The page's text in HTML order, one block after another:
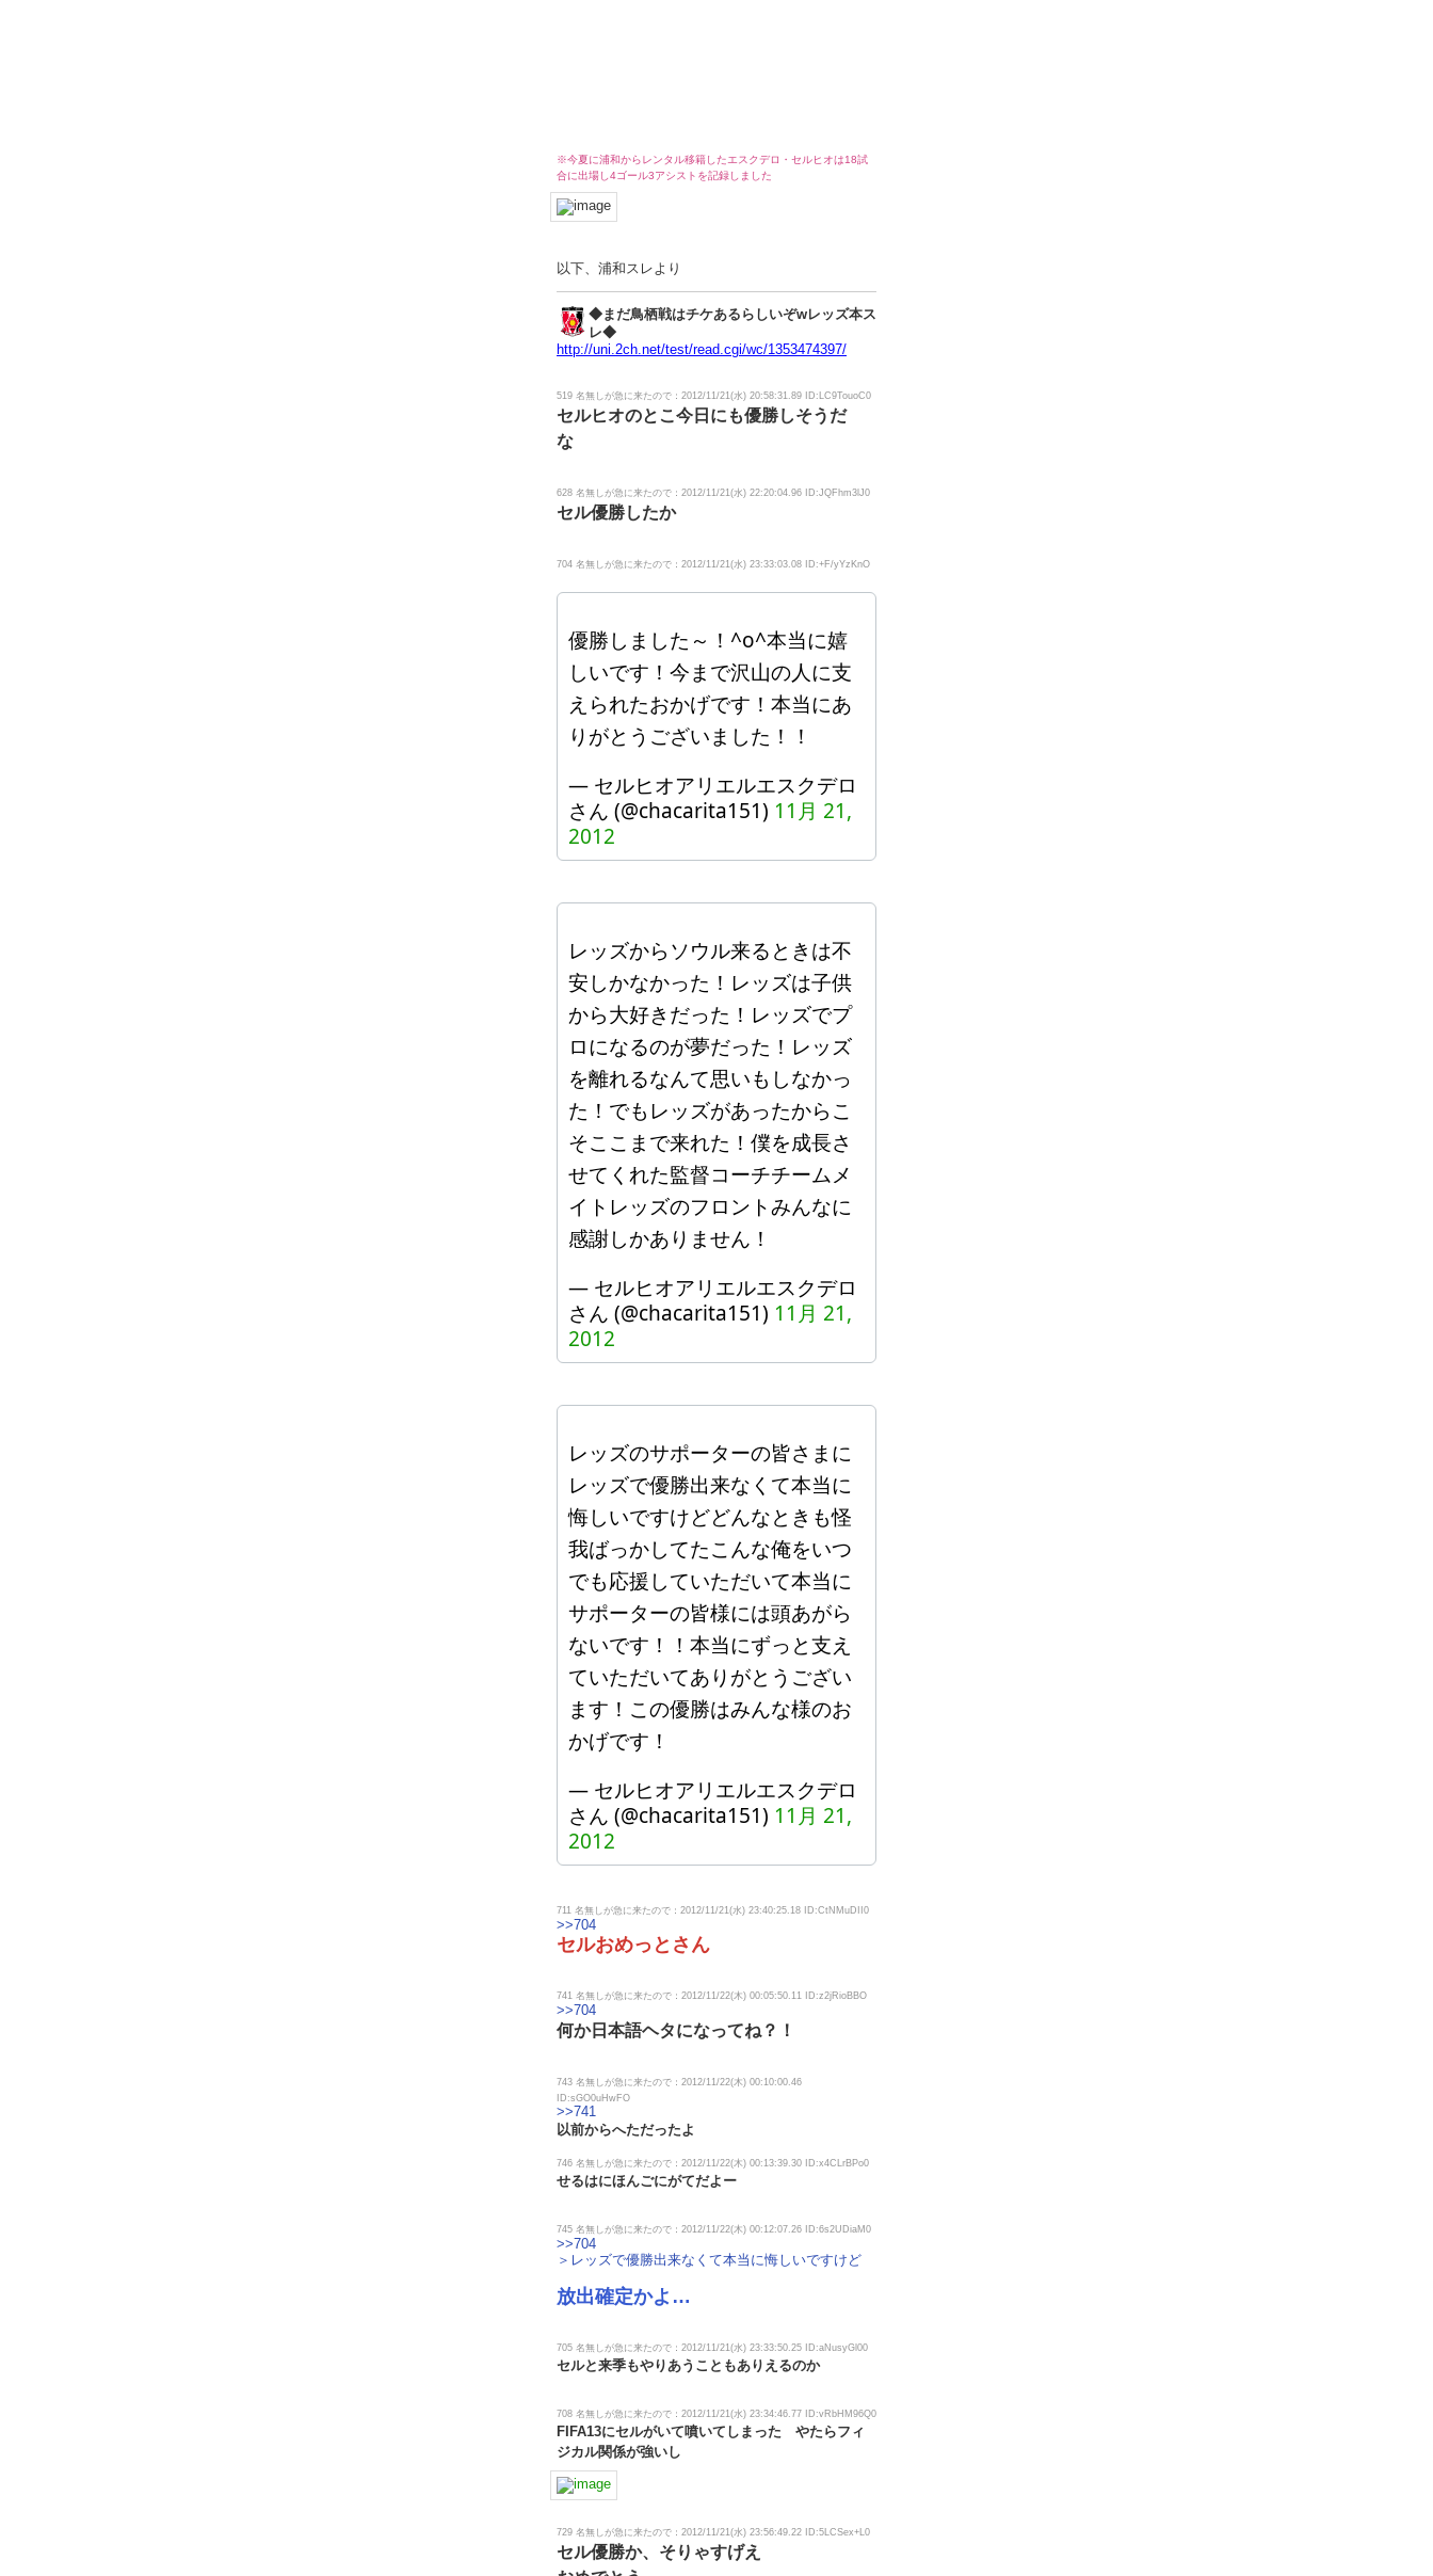
※今夏に浦和からレンタル移籍したエスクデロ・セルヒオは18試
合に出場し4ゴール3アシストを記録しました
以下、浦和スレより
◆まだ鳥栖戦はチケあるらしいぞwレッズ本ス
レ◆
http://uni.2ch.net/test/read.cgi/wc/1353474397/
519 名無しが急に来たので：2012/11/21(水) 20:58:31.89 ID:LC9TouoC0
セルヒオのとこ今日にも優勝しそうだ
な
628 名無しが急に来たので：2012/11/21(水) 22:20:04.96 ID:JQFhm3lJ0
セル優勝したか
704 名無しが急に来たので：2012/11/21(水) 23:33:03.08 ID:+F/yYzKnO
優勝しました～！^o^本当に嬉
しいです！今まで沢山の人に支
えられたおかげです！本当にあ
りがとうございました！！
— セルヒオアリエルエスクデロ
さん (@chacarita151) 11月 21,
2012
レッズからソウル来るときは不
安しかなかった！レッズは子供
から大好きだった！レッズでプ
ロになるのが夢だった！レッズ
を離れるなんて思いもしなかっ
た！でもレッズがあったからこ
そここまで来れた！僕を成長さ
せてくれた監督コーチチームメ
イトレッズのフロントみんなに
感謝しかありません！
— セルヒオアリエルエスクデロ
さん (@chacarita151) 11月 21,
2012
レッズのサポーターの皆さまに
レッズで優勝出来なくて本当に
悔しいですけどどんなときも怪
我ばっかしてたこんな俺をいつ
でも応援していただいて本当に
サポーターの皆様には頭あがら
ないです！！本当にずっと支え
ていただいてありがとうござい
ます！この優勝はみんな様のお
かげです！
— セルヒオアリエルエスクデロ
さん (@chacarita151) 11月 21,
2012
711 名無しが急に来たので：2012/11/21(水) 23:40:25.18 ID:CtNMuDII0
>>704
セルおめっとさん
741 名無しが急に来たので：2012/11/22(木) 00:05:50.11 ID:z2jRioBBO
>>704
何か日本語ヘタになってね？！
743 名無しが急に来たので：2012/11/22(木) 00:10:00.46
ID:sGO0uHwFO
>>741
以前からへただったよ
746 名無しが急に来たので：2012/11/22(木) 00:13:39.30 ID:x4CLrBPo0
せるはにほんごにがてだよー
745 名無しが急に来たので：2012/11/22(木) 00:12:07.26 ID:6s2UDiaM0
>>704
＞レッズで優勝出来なくて本当に悔しいですけど
放出確定かよ…
705 名無しが急に来たので：2012/11/21(水) 23:33:50.25 ID:aNusyGl00
セルと来季もやりあうこともありえるのか
708 名無しが急に来たので：2012/11/21(水) 23:34:46.77 ID:vRbHM96Q0
FIFA13にセルがいて噴いてしまった やたらフィ
ジカル関係が強いし
729 名無しが急に来たので：2012/11/21(水) 23:56:49.22 ID:5LCSex+L0
セル優勝か、そりゃすげえ